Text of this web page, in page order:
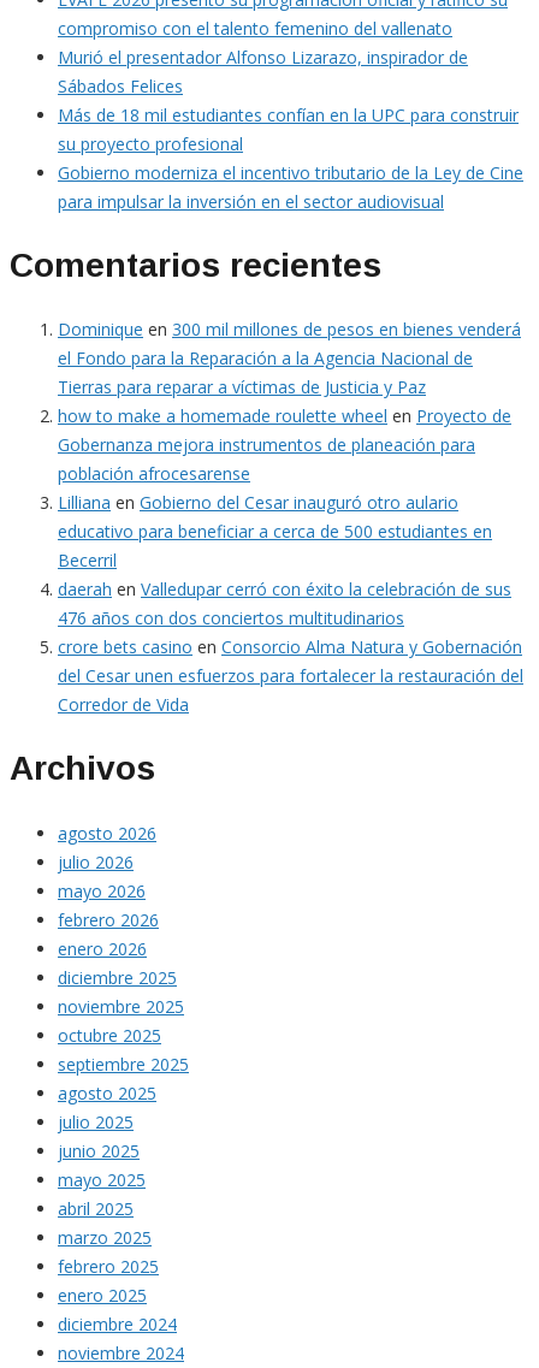
compromiso con el talento femenino del vallenato
Murió el presentador Alfonso Lizarazo, inspirador de
Sábados Felices
Más de 18 mil estudiantes confían en la UPC para construir
su proyecto profesional
Gobierno moderniza el incentivo tributario de la Ley de Cine
para impulsar la inversión en el sector audiovisual
Comentarios recientes
Dominique en 300 mil millones de pesos en bienes venderá
el Fondo para la Reparación a la Agencia Nacional de
Tierras para reparar a víctimas de Justicia y Paz
how to make a homemade roulette wheel en Proyecto de
Gobernanza mejora instrumentos de planeación para
población afrocesarense
Lilliana en Gobierno del Cesar inauguró otro aulario
educativo para beneficiar a cerca de 500 estudiantes en
Becerril
daerah en Valledupar cerró con éxito la celebración de sus
476 años con dos conciertos multitudinarios
crore bets casino en Consorcio Alma Natura y Gobernación
del Cesar unen esfuerzos para fortalecer la restauración del
Corredor de Vida
Archivos
agosto 2026
julio 2026
mayo 2026
febrero 2026
enero 2026
diciembre 2025
noviembre 2025
octubre 2025
septiembre 2025
agosto 2025
julio 2025
junio 2025
mayo 2025
abril 2025
marzo 2025
febrero 2025
enero 2025
diciembre 2024
noviembre 2024